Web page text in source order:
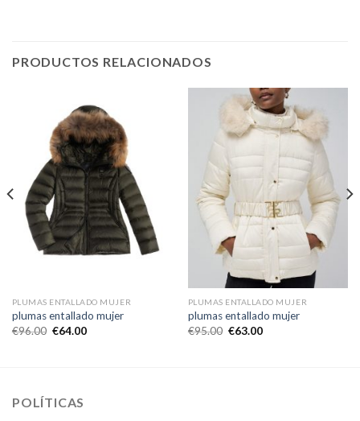
PRODUCTOS RELACIONADOS
PLUMAS ENTALLADO MUJER
plumas entallado mujer
€96.00 €64.00
PLUMAS ENTALLADO MUJER
plumas entallado mujer
€95.00 €63.00
POLÍTICAS